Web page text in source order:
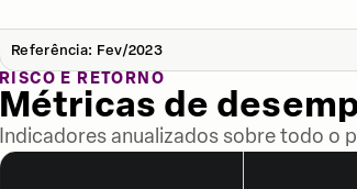
Referência: Fev/2023
RISCO E RETORNO
Métricas de
Indicadores anualizados sobre todo